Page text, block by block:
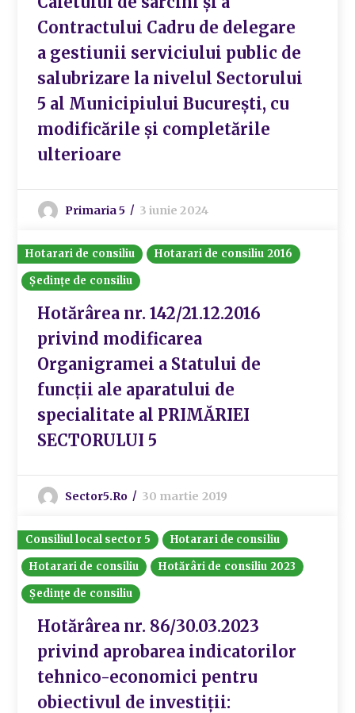
Contractului Cadru de delegare
a gestiunii serviciului public de
salubrizare la nivelul Sectorului
5 al Municipiului București, cu
modificările și completările
ulterioare
Primaria 5 3 iunie 2024
Hotarari de consiliu
Hotarari de consiliu 2016
Ședințe de consiliu
Hotărârea nr. 142/21.12.2016
privind modificarea
Organigramei a Statului de
funcții ale aparatului de
specialitate al PRIMĂRIEI
SECTORULUI 5
Sector5.ro 30 martie 2019
Consiliul local sector 5
Hotarari de consiliu
Hotarari de consiliu
Hotărâri de consiliu 2023
Ședințe de consiliu
Hotărârea nr. 86/30.03.2023
privind aprobarea indicatorilor
tehnico-economici pentru
obiectivul de investiții: